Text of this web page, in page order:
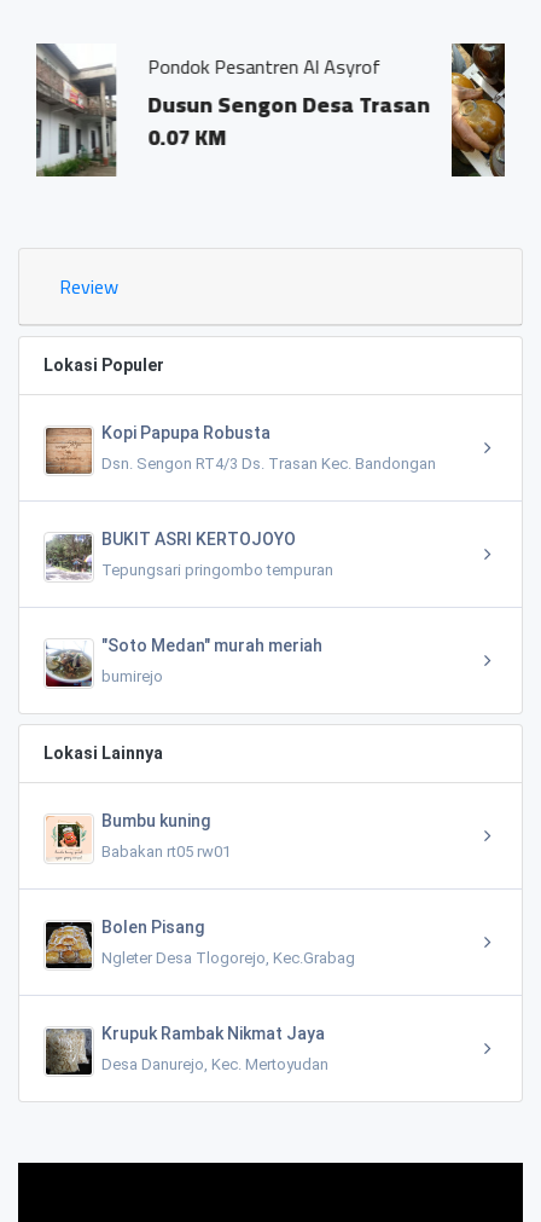
Al Asyrof
Desa Trasan
Jamu
Dsn. Sengon
Trasan Kec.
0.03 KM
Review
Lokasi Populer
Kopi Papupa Robusta
Dsn. Sengon RT4/3 Ds. Trasan Kec. Bandongan
BUKIT ASRI KERTOJOYO
Tepungsari pringombo tempuran
"Soto Medan" murah meriah
bumirejo
Lokasi Lainnya
Bumbu kuning
Babakan rt05 rw01
Bolen Pisang
Ngleter Desa Tlogorejo, Kec.Grabag
Krupuk Rambak Nikmat Jaya
Desa Danurejo, Kec. Mertoyudan